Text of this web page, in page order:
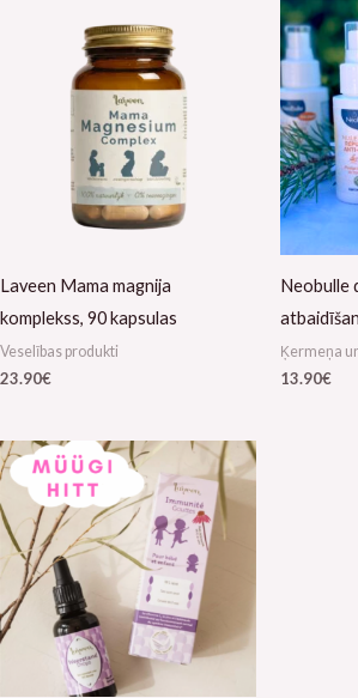
Laveen Mama magnija
komplekss, 90 kapsulas
Veselības produkti
23.90€
Neobulle
Ķermeņa
13.90€